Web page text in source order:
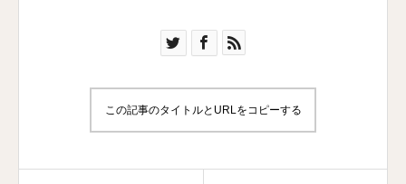
この記事のタイトルとURLをコピーする